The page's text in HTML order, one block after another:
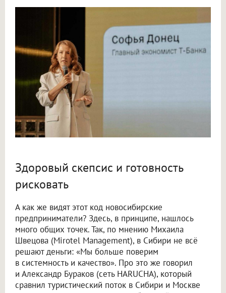
Здоровый скепсис и готовность
рисковать
А как же видят этот код новосибирские
предприниматели? Здесь, в принципе, нашлось
много общих точек. Так, по мнению Михаила
Швецова (Mirotel Management), в Сибири не всё
решают деньги: «Мы больше поверим
в системность и качество». Про это же говорил
и Александр Бураков (сеть HARUCHA), который
сравнил туристический поток в Сибири и Москве